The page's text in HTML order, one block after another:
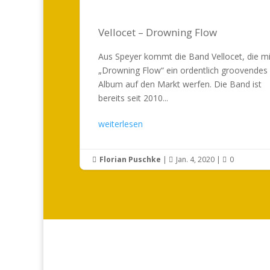
Vellocet – Drowning Flow
Aus Speyer kommt die Band Vellocet, die
„Drowning Flow“ ein ordentlich groovendes
Album auf den Markt werfen. Die Band ist
bereits seit 2010...
weiterlesen
 Florian Puschke |  Jan. 4, 2020 |  0